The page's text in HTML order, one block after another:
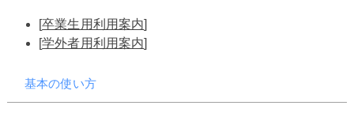
[卒業生用利用案内]
[学外者用利用案内]
基本の使い方